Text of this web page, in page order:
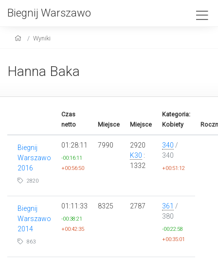
Biegnij Warszawo
Wyniki
Hanna Baka
Czas
netto
Miejsce Miejsce
Kategoria:
Kobiety
Biegnij
Warszawo
2016
2820
01:28:11
-00:16:11
+00:56:50
7990
2920
K30 :
1332
340 /
340
+00:51:12
Biegnij
Warszawo
2014
863
01:11:33
-00:38:21
+00:42:35
8325 2787 361 /
380
-00:22:58
+00:35:01